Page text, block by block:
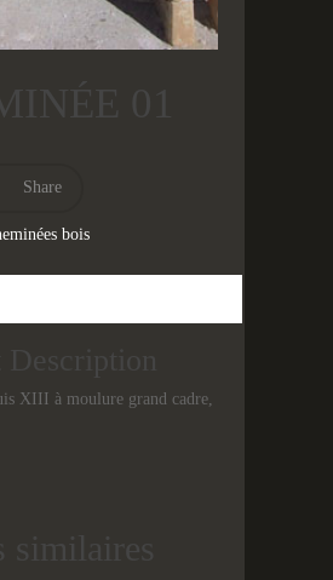
Share
bois
XIII à moulure grand cadre,